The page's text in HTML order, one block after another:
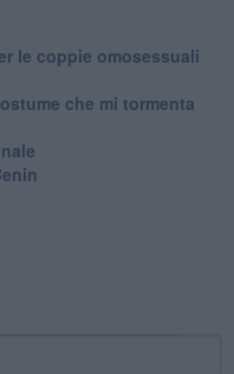
le coppie omosessuali
che mi tormenta